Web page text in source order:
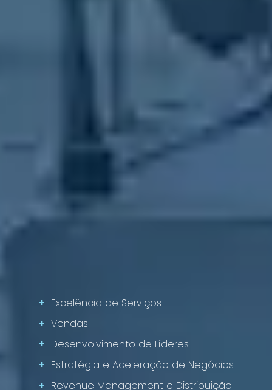
+ Excelência de Serviços
+ Vendas
+ Desenvolvimento de Líderes
+ Estratégia e Aceleração de Negócios
+ Revenue Management e Distribuição